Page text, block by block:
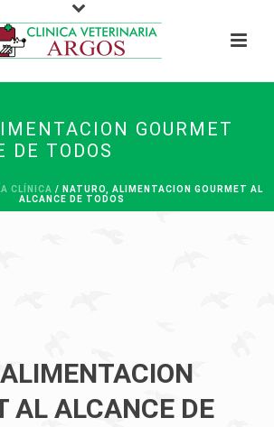
GOURMET
DE TODOS
CLÍNICA / NATURO, ALIMENTACION GOURMET AL
ALCANCE DE TODOS
AL ALCANCE DE